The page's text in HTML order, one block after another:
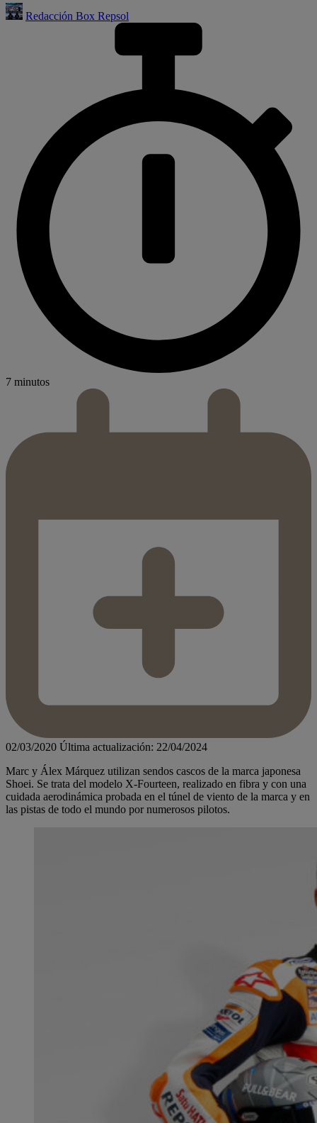
Redacción Box Repsol
7 minutos
02/03/2020 Última actualización: 22/04/2024
Marc y Álex Márquez utilizan sendos cascos de la marca japonesa
Shoei. Se trata del modelo X-Fourteen, realizado en fibra y con una
cuidada aerodinámica probada en el túnel de viento de la marca y en
las pistas de todo el mundo por numerosos pilotos.